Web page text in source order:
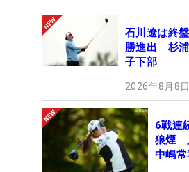
昨年大会は最終18番でイーグ
ラリアのグレース・キムがジ
目で再びイーグルを奪い、奇跡
成し遂げた。今年はどんなドラ
石川遼は終
勝進出 杉浦
子下部
2026年8月8
6戦連
狼煙
中嶋